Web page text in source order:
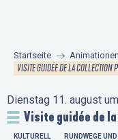
principal
Startseite
VISITE GUIDÉE DE LA COLLECTION
Dienstag 11. august
Visite guidée de
KULTURELL RUNDWEGE